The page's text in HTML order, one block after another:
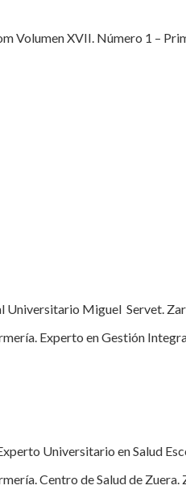
Volumen XVII. Número 1 –
Miguel Servet.
Experto en Gestión
Universitario en Salud
Centro de Salud de Zuera.